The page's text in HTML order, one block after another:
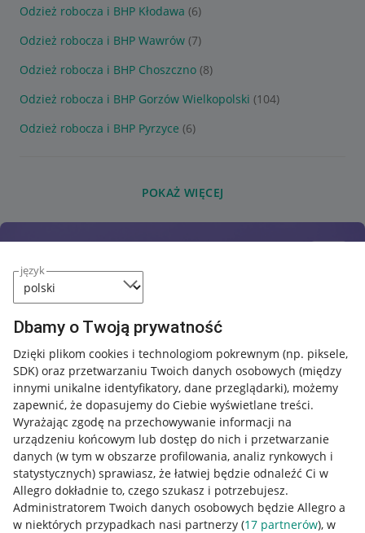
język
Dbamy o Twoją prywatność
Dzięki plikom cookies i technologiom pokrewnym (np. piksele,
SDK) oraz przetwarzaniu Twoich danych osobowych (między
innymi unikalne identyfikatory, dane przeglądarki), możemy
zapewnić, że dopasujemy do Ciebie wyświetlane treści.
Wyrażając zgodę na przechowywanie informacji na
urządzeniu końcowym lub dostęp do nich i przetwarzanie
danych (w tym w obszarze profilowania, analiz rynkowych i
statystycznych) sprawiasz, że łatwiej będzie odnaleźć Ci w
Allegro dokładnie to, czego szukasz i potrzebujesz.
Administratorem Twoich danych osobowych będzie Allegro a
w niektórych przypadkach nasi partnerzy (17 partnerów), w
Odzież robocza i BHP Kłodawa (6)
Odzież robocza i BHP Wawrów (7)
Odzież robocza i BHP Choszczno (8)
Odzież robocza i BHP Gorzów Wielkopolski (104)
Odzież robocza i BHP Pyrzyce (6)
POKAŻ WIĘCEJ